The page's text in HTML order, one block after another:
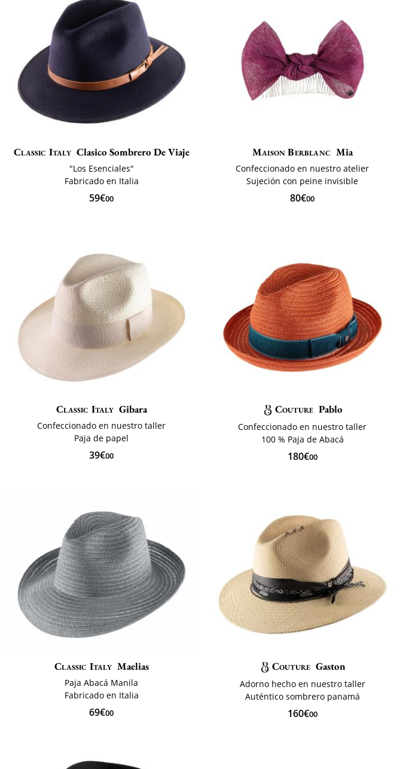
Classic Italy Clasico Sombrero De Viaje
"Los Esenciales"
Fabricado en Italia
59€00
Maison Berblanc Mia
Confeccionado en nuestro atelier
Sujeción con peine invisible
80€00
Classic Italy Gibara
Confeccionado en nuestro taller
Paja de papel
39€00
Couture Pablo
Confeccionado en nuestro taller
100 % Paja de Abacá
180€00
Classic Italy Maelias
Paja Abacá Manila
Fabricado en Italia
69€00
Couture Gaston
Adorno hecho en nuestro taller
Auténtico sombrero panamá
160€00